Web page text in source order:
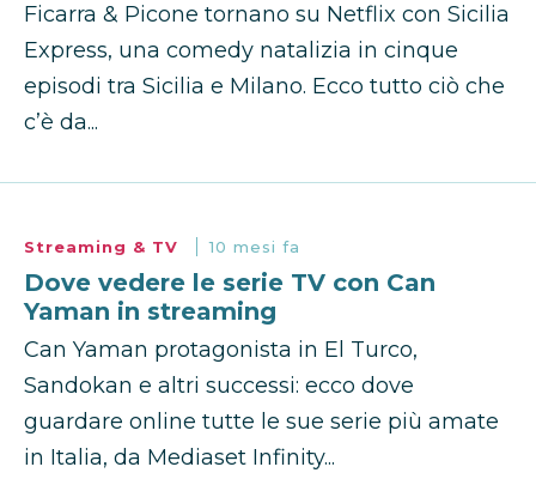
Ficarra & Picone tornano su Netflix con Sicilia
Express, una comedy natalizia in cinque
episodi tra Sicilia e Milano. Ecco tutto ciò che
c’è da...
Streaming & TV 10 mesi fa
Dove vedere le serie TV con Can
Yaman in streaming
Can Yaman protagonista in El Turco,
Sandokan e altri successi: ecco dove
guardare online tutte le sue serie più amate
in Italia, da Mediaset Infinity...